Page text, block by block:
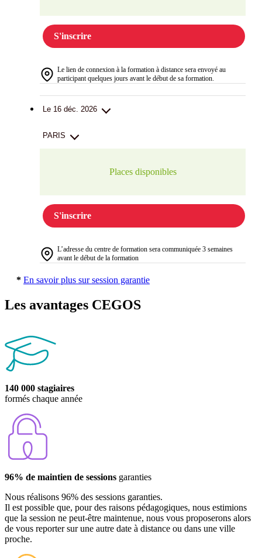
S'inscrire
Le lien de connexion à la formation à distance sera envoyé au
participant quelques jours avant le début de sa formation.
Le 16 déc. 2026
PARIS
Places disponibles
S'inscrire
L’adresse du centre de formation sera communiquée 3 semaines
avant le début de la formation
* En savoir plus sur session garantie
Les avantages CEGOS
140 000 stagiaires
formés chaque année
96% de maintien de sessions garanties
Nous réalisons 96% des sessions garanties.
Il est possible que, pour des raisons pédagogiques, nous estimions
que la session ne peut-être maintenue, nous vous proposerons alors
de vous reporter sur une autre date à distance ou dans une ville
proche.